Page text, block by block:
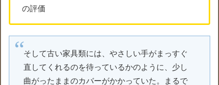
の評価
そして古い家具類には、やさしい手がまっすぐ
直してくれるのを待っているかのように、少し
曲がったままのカバーがかかっていた。まるで